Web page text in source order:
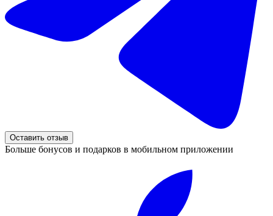
Оставить отзыв
Больше бонусов и подарков в мобильном приложении